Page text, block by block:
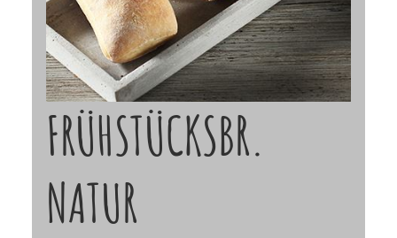
FRÜHSTÜCKSBR.
NATUR